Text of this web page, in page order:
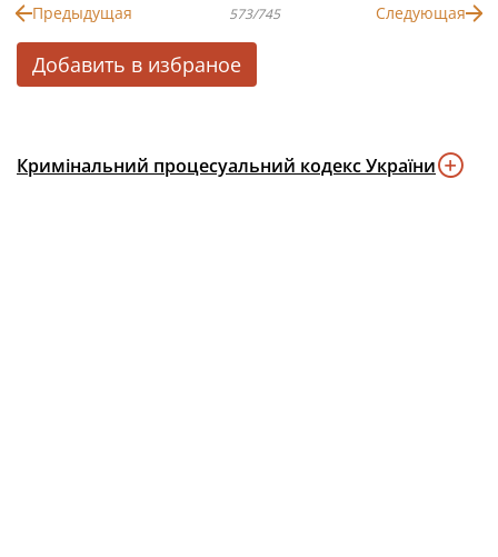
Предыдущая 573/745 Следующая
Добавить в избраное
Кримінальний процесуальний кодекс України